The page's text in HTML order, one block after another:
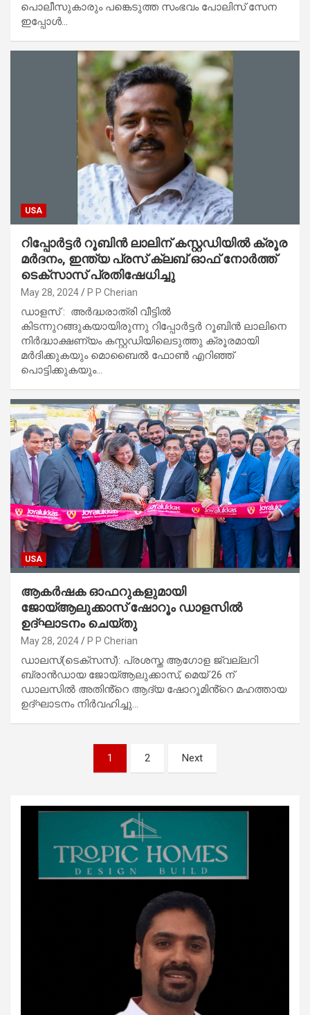
പൊലീസുകാരും പങ്കെടുത്ത സംഭവം പോലിസ് സേന
ഇപ്പോള്‍…
USA
റിപ്പോർട്ടർ റൂബിൻ ലാലിന് കസ്റ്റഡിയിൽ ക്രൂര
മർദനം, ഇന്ത്യ പ്രസ് ക്ലബ് ഓഫ് നോർത്ത്
ടെക്സാസ് പ്രതിഷേധിച്ചു
May 28, 2024 P P Cherian
ഡാളസ് : അർദ്ധരാത്രി വീട്ടിൽ
കിടന്നുറങ്ങുകയായിരുന്നു റിപ്പോർട്ടർ റൂബിൻ ലാലിനെ
നിർദ്ധാക്ഷണ്യം കസ്റ്റഡിയിലെടുത്തു ക്രൂരമായി
മർദിക്കുകയും മൊബൈൽ ഫോൺ എറിഞ്ഞ്
പൊട്ടിക്കുകയും…
USA
ആകർഷക ഓഫറുകളുമായി
ജോയ്ആലുക്കാസ് ഷോറൂം ഡാളസിൽ
ഉദ്ഘാടനം ചെയ്തു
May 28, 2024 P P Cherian
ഡാലസ്(ടെക്സസ്): പ്രശസ്ത ആഗോള ജ്വല്ലറി
ബ്രാൻഡായ ജോയ്ആലുക്കാസ്, മെയ് 26 ന്
ഡാലസിൽ അതിൻ്റെ ആദ്യ ഷോറൂമിൻ്റെ മഹത്തായ
ഉദ്ഘാടനം നിർവഹിച്ചു…
1 2 Next